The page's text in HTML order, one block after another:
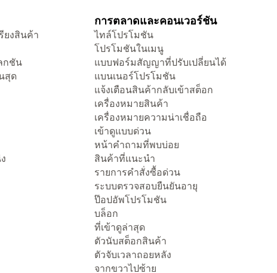
ยงสินค้า
กชัน
สุด
การตลาดและคอนเวอร์ชัน
ไทล์โปรโมชัน
โปรโมชันในเมนู
แบบฟอร์มสัญญาที่ปรับเปลี่ยนได้
แบนเนอร์โปรโมชัน
แจ้งเตือนสินค้ากลับเข้าสต็อก
เครื่องหมายสินค้า
เครื่องหมายความน่าเชื่อถือ
เข้าดูแบบด่วน
หน้าคำถามที่พบบ่อย
สินค้าที่แนะนำ
รายการคำสั่งซื้อด่วน
ระบบตรวจสอบยืนยันอายุ
ป๊อปอัพโปรโมชัน
บล็อก
ที่เข้าดูล่าสุด
ตัวนับสต็อกสินค้า
ตัวจับเวลาถอยหลัง
จากขวาไปซ้าย